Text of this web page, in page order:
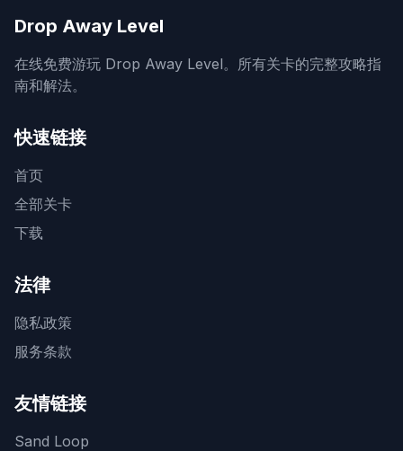
Drop Away Level
在线免费游玩 Drop Away Level。所有关卡的完整攻略指
南和解法。
快速链接
首页
全部关卡
下载
法律
隐私政策
服务条款
友情链接
Sand Loop